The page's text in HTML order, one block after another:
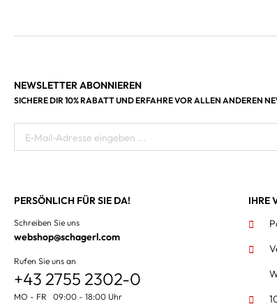
NEWSLETTER ABONNIEREN
SICHERE DIR 10% RABATT UND ERFAHRE VOR ALLEN ANDEREN
E-Mail-Adresse eingeben ...
PERSÖNLICH FÜR SIE DA!
Schreiben Sie uns
webshop@schagerl.com
Rufen Sie uns an
+43 2755 2302-0
MO - FR 09:00 - 18:00 Uhr
IHRE